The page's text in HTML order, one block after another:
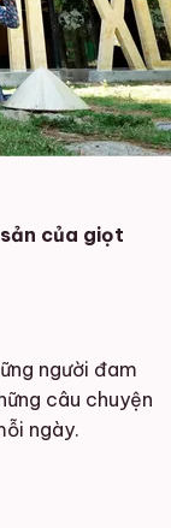
của giọt
người đam
câu chuyện
ngày.